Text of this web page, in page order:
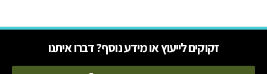
זקוקים לייעוץ או מידע נוסף? דברו איתנו